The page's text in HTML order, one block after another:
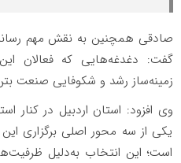
صادقی همچنین به نقش مهم
گفت: دغدغه‌هایی که فعالان
زمینه‌ساز رشد و شکوفایی صنعت
وی افزود: استان اردبیل در کنار
یکی از سه محور اصلی برگزاری
است؛ این انتخاب به‌دلیل